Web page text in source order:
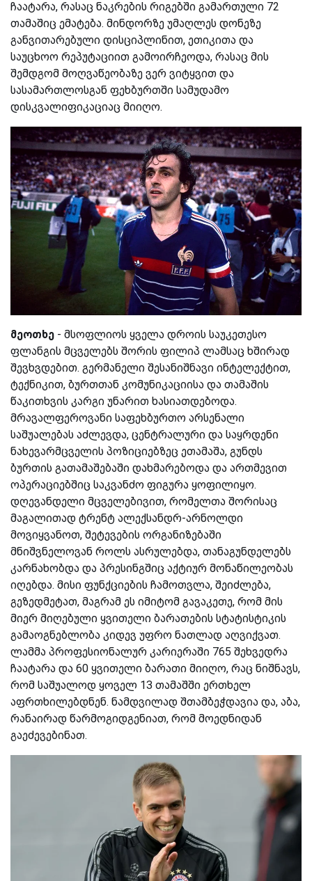
ჩაატარა, რასაც ნაკრების რიგებში გამართული 72
თამაშიც ემატება. მინდორზე უმაღლეს დონეზე
განვითარებული დისციპლინით, ეთიკითა და
საუცხოო რეპუტაციით გამოირჩეოდა, რასაც მის
შემდგომ მოღვაწეობაზე ვერ ვიტყვით და
სასამართლოსგან ფეხბურთში სამუდამო
დისკვალიფიკაციაც მიიღო.
მეოთხე - მსოფლიოს ყველა დროის საუკეთესო
ფლანგის მცველებს შორის ფილიპ ლამსაც ხშირად
შევხვდებით. გერმანელი შესანიშნავი ინტელექტით,
ტექნიკით, ბურთთან კომუნიკაციისა და თამაშის
წაკითხვის კარგი უნარით ხასიათდებოდა.
მრავალფეროვანი საფეხბურთო არსენალი
საშუალებას აძლევდა, ცენტრალური და საყრდენი
ნახევარმცველის პოზიციებზეც ეთამაშა, გუნდს
ბურთის გათამაშებაში დახმარებოდა და ართმევით
ოპერაციებშიც საკვანძო ფიგურა ყოფილიყო.
დღევანდელი მცველებივით, რომელთა შორისაც
მაგალითად ტრენტ ალექსანდრ-არნოლდი
მოვიყვანოთ, შეტევების ორგანიზებაში
მნიშვნელოვან როლს ასრულებდა, თანაგუნდელებს
კარნახობდა და პრესინგშიც აქტიურ მონაწილეობას
იღებდა. მისი ფუნქციების ჩამოთვლა, შეიძლება,
გეზედმეტათ, მაგრამ ეს იმიტომ გავაკეთე, რომ მის
მიერ მიღებული ყვითელი ბარათების სტატისტიკის
გამაოგნებლობა კიდევ უფრო ნათლად აღვიქვათ.
ლამმა პროფესიონალურ კარიერაში 765 შეხვედრა
ჩაატარა და 60 ყვითელი ბარათი მიიღო, რაც ნიშნავს,
რომ საშუალოდ ყოველ 13 თამაშში ერთხელ
აფრთხილებდნენ. ნამდვილად შთამბეჭდავია და, აბა,
რანაირად წარმოგიდგენიათ, რომ მოედნიდან
გაეძევებინათ.